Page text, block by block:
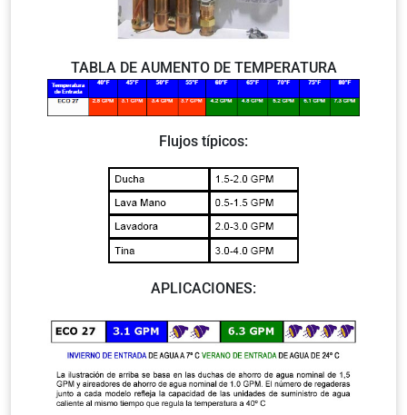
TABLA DE AUMENTO DE TEMPERATURA
Flujos típicos:
APLICACIONES: